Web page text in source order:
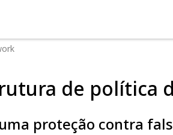
de política
uma proteção contra